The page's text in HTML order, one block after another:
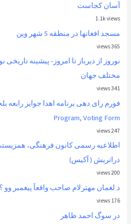
آسان کجاست
1.1k views
مسجد افغانها در منطقه 5 شهر وین
365 views
نوروز از ديرباز تا امروز- پیشینه
مختلف جهان
341 views
Program, Voting Form
247 views
اطلاعیه رسمی کانون فرهنگی،
دراتریش ( آکیس)
200 views
د لغمان مهترلام صاحب واقعآ پیغمبر وو ؟
176 views
در سوگ احمد ظاهر